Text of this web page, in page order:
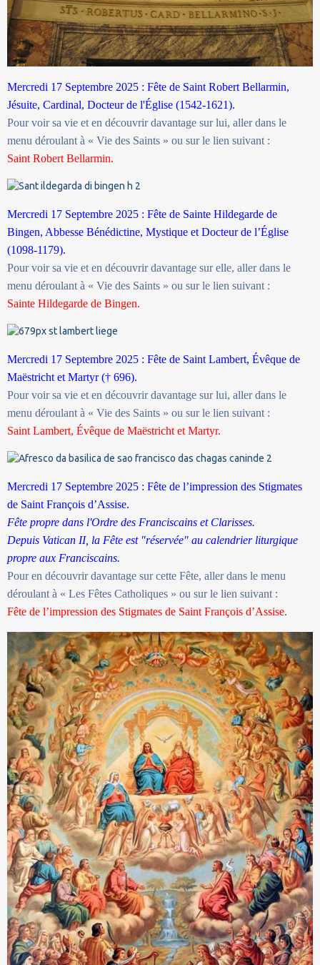
Mercredi 17 Septembre 2025 : Fête de Saint Robert Bellarmin,
Jésuite, Cardinal, Docteur de l'Église (1542-1621).
Pour voir sa vie et en découvrir davantage sur lui, aller dans le
menu déroulant à « Vie des Saints » ou sur le lien suivant :
Saint Robert Bellarmin.
Mercredi 17 Septembre 2025 : Fête de Sainte Hildegarde de
Bingen, Abbesse Bénédictine, Mystique et Docteur de l’Église
(1098-1179).
Pour voir sa vie et en découvrir davantage sur elle, aller dans le
menu déroulant à « Vie des Saints » ou sur le lien suivant :
Sainte Hildegarde de Bingen.
Mercredi 17 Septembre 2025 : Fête de Saint Lambert, Évêque de
Maëstricht et Martyr († 696).
Pour voir sa vie et en découvrir davantage sur lui, aller dans le
menu déroulant à « Vie des Saints » ou sur le lien suivant :
Saint Lambert, Évêque de Maëstricht et Martyr.
Mercredi 17 Septembre 2025 : Fête de l’impression des Stigmates
de Saint François d’Assise.
Fête propre dans l'Ordre des Franciscains et Clarisses.
Depuis Vatican II, la Fête est "réservée" au calendrier liturgique
propre aux Franciscains.
Pour en découvrir davantage sur cette Fête, aller dans le menu
déroulant à « Les Fêtes Catholiques » ou sur le lien suivant :
Fête de l’impression des Stigmates de Saint François d’Assise.